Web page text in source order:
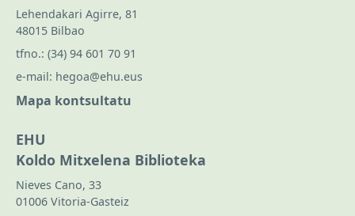
Lehendakari Agirre, 81
48015 Bilbao
tfno.: (34) 94 601 70 91
e-mail: hegoa@ehu.eus
Mapa kontsultatu
EHU
Koldo Mitxelena Biblioteka
Nieves Cano, 33
01006 Vitoria-Gasteiz